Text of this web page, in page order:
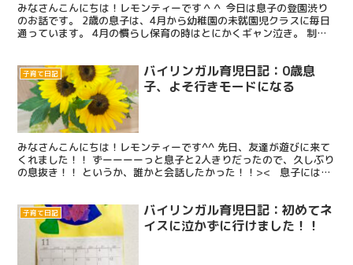
みなさんこんにちは！レモンティーです＾＾ 今日は息子の登園渋り
のお話です。 2歳の息子は、4月から幼稚園の未就園児クラスに毎日
通っています。 4月の慣らし保育の時はとにかくギャン泣き。 制服
子育て日記
バイリンガル育児日記：0歳息
子、よそ行きモードになる
みなさんこんにちは！レモンティーです^^ 先日、友達が遊びに来て
くれました！！ ずーーーーっと息子と2人きりだったので、久しぶり
の息抜き！！ というか、誰かと会話したかった！！>< 息子には、
子育て日記
バイリンガル育児日記：初めてネ
イスに泣かずに行けました！！